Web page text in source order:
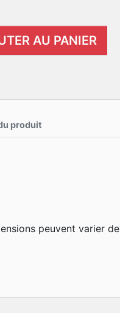
AU PANIER
produit
peuvent varier de